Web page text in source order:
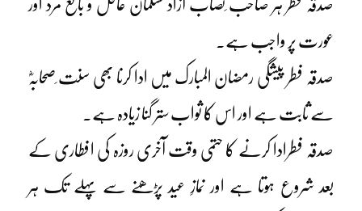
صدقہ فطر ہر صاحب ِنصاب آزادمسلمان عاقل و بالغ مرد اور
عورت پر واجب ہے۔
صدقہ فطر پیشگی رمضان المبارک میں ادا کرنا بھی سنت ِصحابہؓ
سے ثابت ہے اور اس کا ثواب ستر گنا زیادہ ہے۔
صدقہ فطرادا کرنے کا حتمی وقت آخری روزہ کی افطاری کے
بعد شروع ہوتا ہے اور نمازِ عید پڑھنے سے پہلے تک ہر